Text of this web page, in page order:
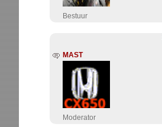
Bestuur
MAST
Moderator